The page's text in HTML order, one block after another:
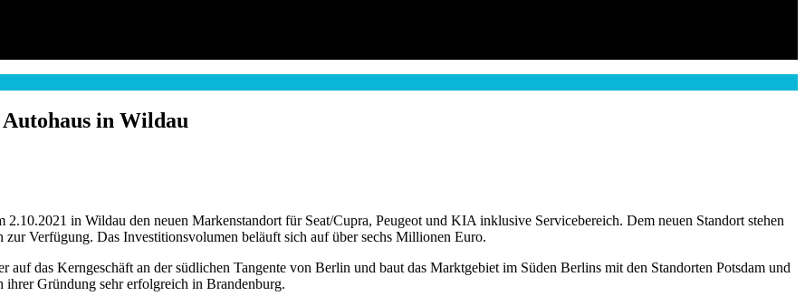
in Wildau
in Wildau den neuen Markenstandort für Seat/Cupra, Peugeot und KIA inklusive Servicebereich. Dem neuen Standort stehen
Verfügung. Das Investitionsvolumen beläuft sich auf über sechs Millionen Euro.
das Kerngeschäft an der südlichen Tangente von Berlin und baut das Marktgebiet im Süden Berlins mit den Standorten Potsdam und
Gründung sehr erfolgreich in Brandenburg.